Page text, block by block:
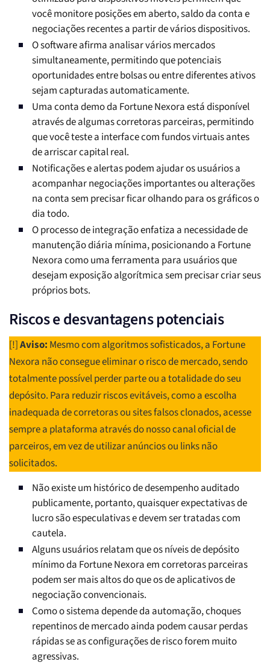
você monitore posições em aberto, saldo da conta e
negociações recentes a partir de vários dispositivos.
O software afirma analisar vários mercados
simultaneamente, permitindo que potenciais
oportunidades entre bolsas ou entre diferentes ativos
sejam capturadas automaticamente.
Uma conta demo da Fortune Nexora está disponível
através de algumas corretoras parceiras, permitindo
que você teste a interface com fundos virtuais antes
de arriscar capital real.
Notificações e alertas podem ajudar os usuários a
acompanhar negociações importantes ou alterações
na conta sem precisar ficar olhando para os gráficos o
dia todo.
O processo de integração enfatiza a necessidade de
manutenção diária mínima, posicionando a Fortune
Nexora como uma ferramenta para usuários que
desejam exposição algorítmica sem precisar criar seus
próprios bots.
Riscos e desvantagens potenciais
[!]Aviso: Mesmo com algoritmos sofisticados, a Fortune
Nexora não consegue eliminar o risco de mercado, sendo
totalmente possível perder parte ou a totalidade do seu
depósito. Para reduzir riscos evitáveis, como a escolha
inadequada de corretoras ou sites falsos clonados, acesse
sempre a plataforma através do nosso canal oficial de
parceiros, em vez de utilizar anúncios ou links não
solicitados.
Não existe um histórico de desempenho auditado
publicamente, portanto, quaisquer expectativas de
lucro são especulativas e devem ser tratadas com
cautela.
Alguns usuários relatam que os níveis de depósito
mínimo da Fortune Nexora em corretoras parceiras
podem ser mais altos do que os de aplicativos de
negociação convencionais.
Como o sistema depende da automação, choques
repentinos de mercado ainda podem causar perdas
rápidas se as configurações de risco forem muito
agressivas.